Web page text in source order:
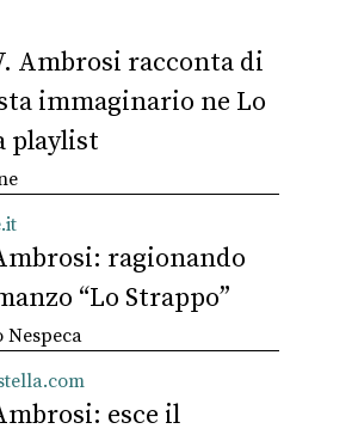
Ambrosi racconta di
immaginario ne Lo
playlist
ragionando
“Lo Strappo”
Nespeca
esce il